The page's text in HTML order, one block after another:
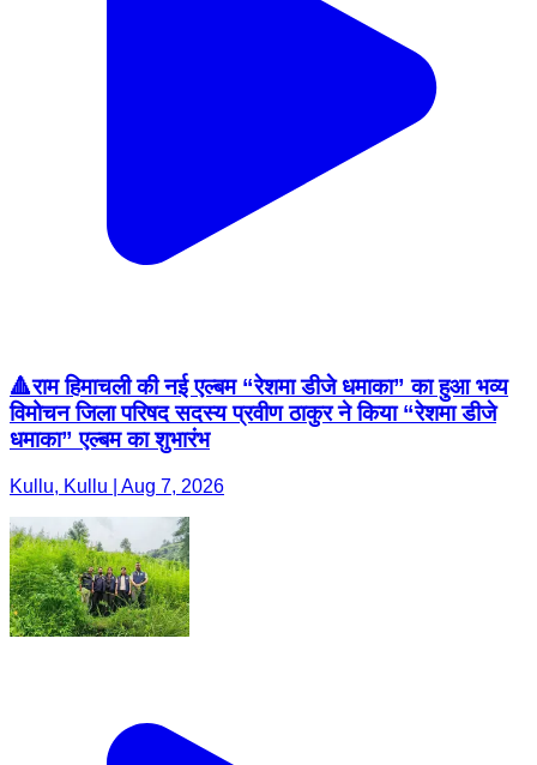
🔺राम हिमाचली की नई एल्बम “रेशमा डीजे धमाका” का हुआ भव्य
विमोचन जिला परिषद सदस्य प्रवीण ठाकुर ने किया “रेशमा डीजे
धमाका” एल्बम का शुभारंभ
Kullu, Kullu | Aug 7, 2026